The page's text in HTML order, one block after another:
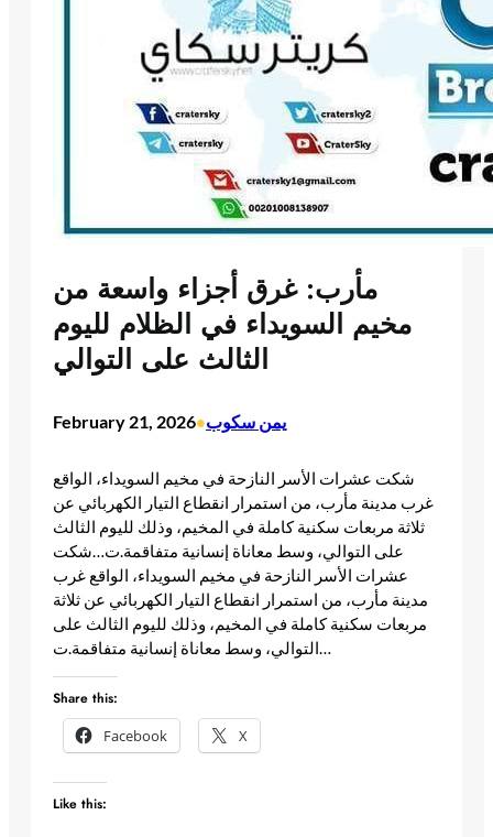
مأرب: غرق أجزاء واسعة من
مخيم السويداء في الظلام لليوم
الثالث على التوالي
February 21, 2026•يمن سكوب
​شكت عشرات الأسر النازحة في مخيم السويداء، الواقع
غرب مدينة مأرب، من استمرار انقطاع التيار الكهربائي عن
ثلاثة مربعات سكنية كاملة في المخيم، وذلك لليوم الثالث
على التوالي، وسط معاناة إنسانية متفاقمة.​ت…​​شكت
عشرات الأسر النازحة في مخيم السويداء، الواقع غرب
مدينة مأرب، من استمرار انقطاع التيار الكهربائي عن ثلاثة
مربعات سكنية كاملة في المخيم، وذلك لليوم الثالث على
التوالي، وسط معاناة إنسانية متفاقمة.​ت… ​
Share this:
Facebook
X
Like this: